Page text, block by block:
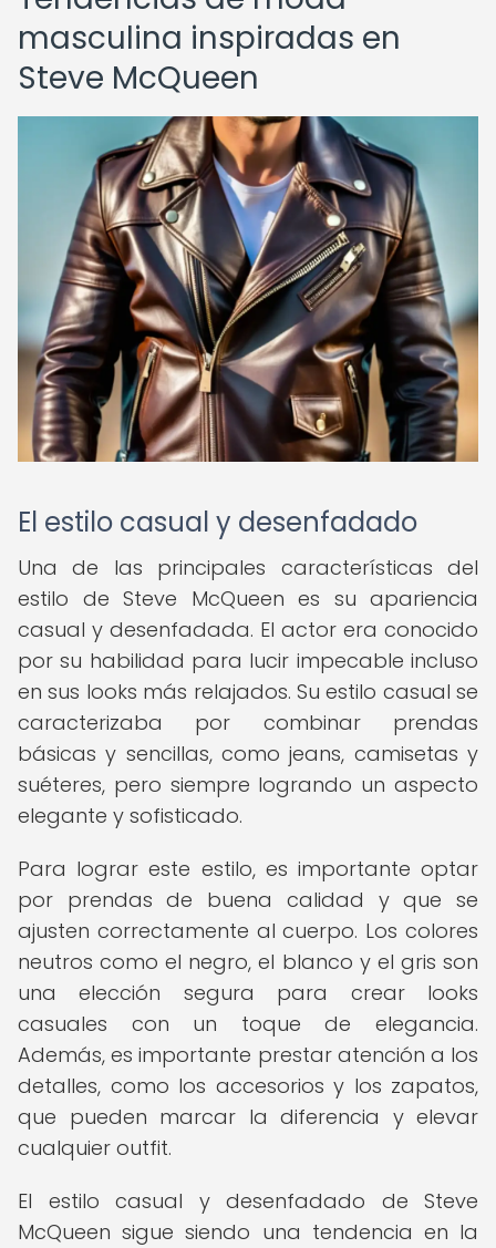
masculina inspiradas en
Steve McQueen
El estilo casual y desenfadado
Una de las principales características del
estilo de Steve McQueen es su apariencia
casual y desenfadada. El actor era conocido
por su habilidad para lucir impecable incluso
en sus looks más relajados. Su estilo casual se
caracterizaba por combinar prendas
básicas y sencillas, como jeans, camisetas y
suéteres, pero siempre logrando un aspecto
elegante y sofisticado.
Para lograr este estilo, es importante optar
por prendas de buena calidad y que se
ajusten correctamente al cuerpo. Los colores
neutros como el negro, el blanco y el gris son
una elección segura para crear looks
casuales con un toque de elegancia.
Además, es importante prestar atención a los
detalles, como los accesorios y los zapatos,
que pueden marcar la diferencia y elevar
cualquier outfit.
El estilo casual y desenfadado de Steve
McQueen sigue siendo una tendencia en la